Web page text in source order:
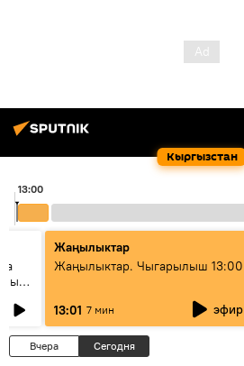
Кыргызстан
13:00
Жаңылыктар
Жаңылыктар. Чыгарылыш 13:00
13:01 7 мин эфир
Вчера Сегодня